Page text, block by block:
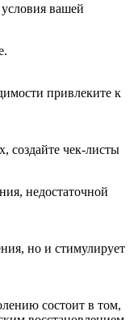
вашей
привлеките к
создайте чек-листы
недостаточной
но и стимулирует
состоит в том,